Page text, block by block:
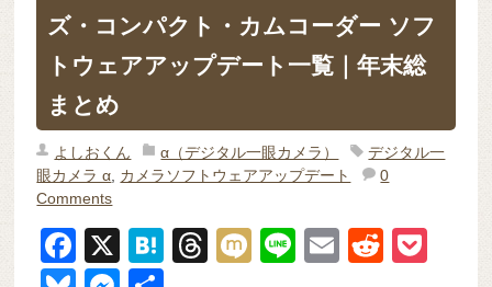
ズ・コンパクト・カムコーダー ソフ
トウェアアップデート一覧｜年末総
まとめ
よしおくん α（デジタル一眼カメラ）
デジタル一
眼カメラ α カメラソフトウェアアップデート
0
Comments
F
X
H
T
M
Li
E
R